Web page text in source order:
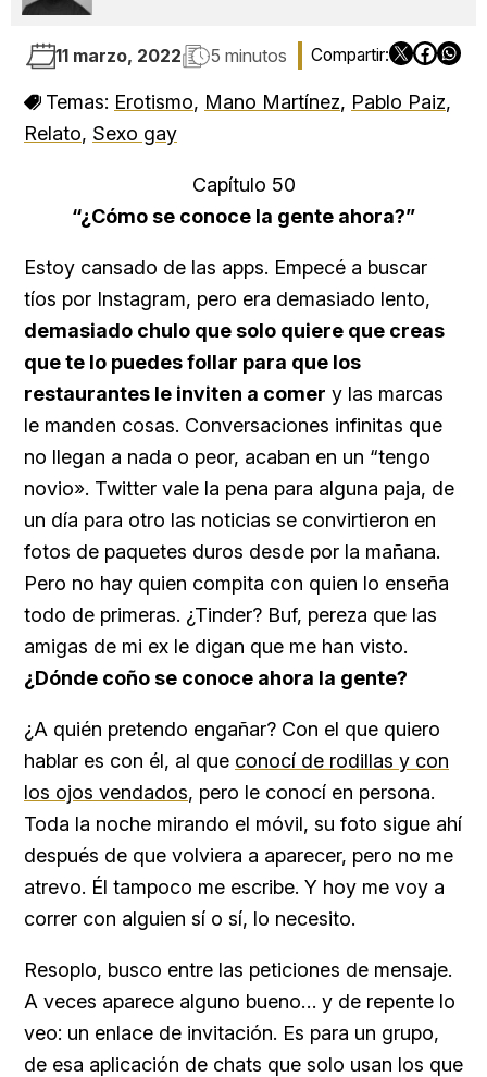
11 marzo, 2022 5 minutos
Temas: Erotismo, Mano Martínez, Pablo Paiz,
Relato, Sexo gay
Capítulo 50
“¿Cómo se conoce la gente ahora?”
Estoy cansado de las apps. Empecé a buscar
tíos por Instagram, pero era demasiado lento,
demasiado chulo que solo quiere que creas
que te lo puedes follar para que los
restaurantes le inviten a comer y las marcas
le manden cosas. Conversaciones infinitas que
no llegan a nada o peor, acaban en un “tengo
novio». Twitter vale la pena para alguna paja, de
un día para otro las noticias se convirtieron en
fotos de paquetes duros desde por la mañana.
Pero no hay quien compita con quien lo enseña
todo de primeras. ¿Tinder? Buf, pereza que las
amigas de mi ex le digan que me han visto.
¿Dónde coño se conoce ahora la gente?
¿A quién pretendo engañar? Con el que quiero
hablar es con él, al que conocí de rodillas y con
los ojos vendados, pero le conocí en persona.
Toda la noche mirando el móvil, su foto sigue ahí
después de que volviera a aparecer, pero no me
atrevo. Él tampoco me escribe. Y hoy me voy a
correr con alguien sí o sí, lo necesito.
Resoplo, busco entre las peticiones de mensaje.
A veces aparece alguno bueno… y de repente lo
veo: un enlace de invitación. Es para un grupo,
de esa aplicación de chats que solo usan los que